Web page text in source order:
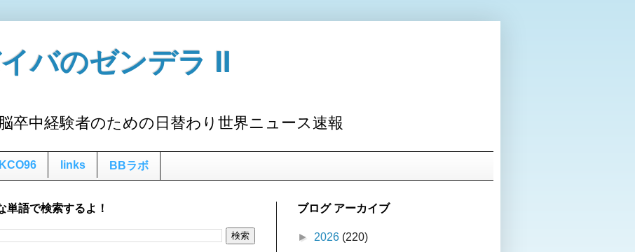
バのゼンデラ Ⅱ
卒中経験者のための日替わり世界ニュース速報
KCO96 links BBラボ
単語で検索するよ！ ブログ アーカイブ
► 2026 (220)